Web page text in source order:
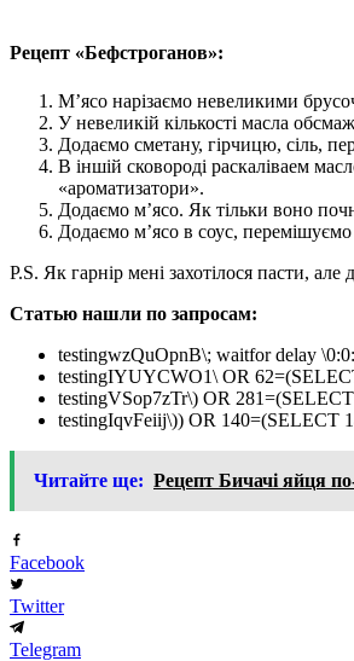
Рецепт «Бефстроганов»:
М’ясо нарізаємо невеликими
У невеликій кількості масла
Додаємо сметану, гірчицю, сіль,
В іншій сковороді раскаліваем
«ароматизатори».
Додаємо м’ясо. Як тільки воно
Додаємо м’ясо в соус,
P.S. Як гарнір мені захотілося пасти,
Статью нашли по запросам:
testingwzQuOpnB\; waitfor delay
testingIYUYCWO1\ OR
testingVSop7zTr\) OR
testingIqvFeiij\)) OR 140=(SELECT
Читайте ще: Рецепт Бичачі яйця
Facebook
Twitter
Telegram